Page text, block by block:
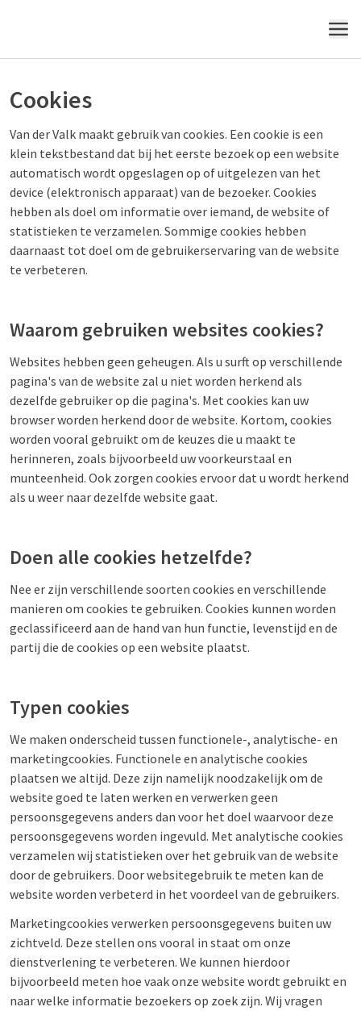
MENU
Cookies
Van der Valk maakt gebruik van cookies. Een cookie is een
klein tekstbestand dat bij het eerste bezoek op een website
automatisch wordt opgeslagen op of uitgelezen van het
device (elektronisch apparaat) van de bezoeker. Cookies
hebben als doel om informatie over iemand, de website of
statistieken te verzamelen. Sommige cookies hebben
daarnaast tot doel om de gebruikerservaring van de website
te verbeteren.
Waarom gebruiken websites cookies?
Websites hebben geen geheugen. Als u surft op verschillende
pagina's van de website zal u niet worden herkend als
dezelfde gebruiker op die pagina's. Met cookies kan uw
browser worden herkend door de website. Kortom, cookies
worden vooral gebruikt om de keuzes die u maakt te
herinneren, zoals bijvoorbeeld uw voorkeurstaal en
munteenheid. Ook zorgen cookies ervoor dat u wordt herkend
als u weer naar dezelfde website gaat.
Doen alle cookies hetzelfde?
Nee er zijn verschillende soorten cookies en verschillende
manieren om cookies te gebruiken. Cookies kunnen worden
geclassificeerd aan de hand van hun functie, levenstijd en de
partij die de cookies op een website plaatst.
Typen cookies
We maken onderscheid tussen functionele-, analytische- en
marketingcookies. Functionele en analytische cookies
plaatsen we altijd. Deze zijn namelijk noodzakelijk om de
website goed te laten werken en verwerken geen
persoonsgegevens anders dan voor het doel waarvoor deze
persoonsgegevens worden ingevuld. Met analytische cookies
verzamelen wij statistieken over het gebruik van de website
door de gebruikers. Door websitegebruik te meten kan de
website worden verbeterd in het voordeel van de gebruikers.
Marketingcookies verwerken persoonsgegevens buiten uw
zichtveld. Deze stellen ons vooral in staat om onze
dienstverlening te verbeteren. We kunnen hierdoor
bijvoorbeeld meten hoe vaak onze website wordt gebruikt en
naar welke informatie bezoekers op zoek zijn. Wij vragen